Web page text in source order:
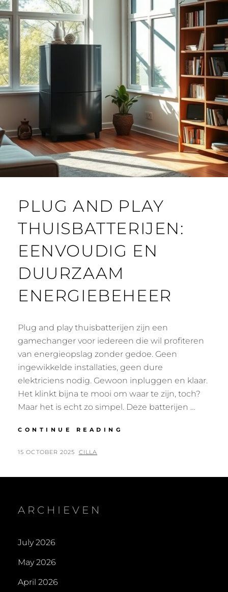
PLUG AND PLAY
THUISBATTERIJEN:
EENVOUDIG EN
DUURZAAM
ENERGIEBEHEER
Plug and play thuisbatterijen zijn een
gamechanger voor iedereen die wil profiteren
van energieopslag zonder gedoe. Geen
ingewikkelde installaties, geen dure
elektriciens nodig. Gewoon inpluggen en klaar.
Het klinkt bijna te mooi om waar te zijn, toch?
Maar het is echt zo simpel. Deze batterijen …
CONTINUE READING
POSTED
15 OCTOBER 2025 BY
CILLA
ARCHIEVEN
July 2026
May 2026
April 2026